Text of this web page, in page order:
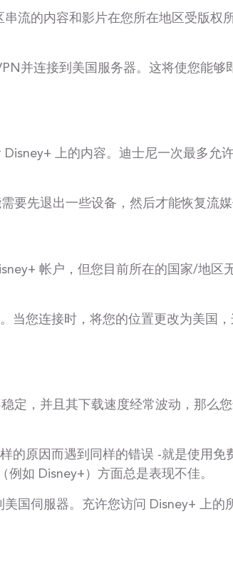
流的内容和影片在您所在地区受版权
并连接到美国服务器。这将使您能够
上的内容。迪士尼一次最多允
要先退出一些设备，然后才能恢复流媒
帐户，但您目前所在的国家/地区
您连接时，将您的位置更改为美国
定，并且其下载速度经常波动，那么
的原因而遇到同样的错误 -就是使用免
如 Disney+）方面总是表现不佳。
国伺服器。充许您访问 Disney+ 上的